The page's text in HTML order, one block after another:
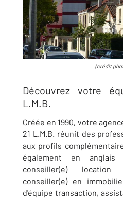
(crédit
Découvrez votre
L.M.B.
Créée en 1990, votre
21 L.M.B. réunit des
aux profils
également en
conseiller(e) location
conseiller(e) en
d'équipe transaction,